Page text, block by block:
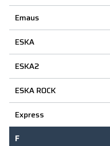
Emaus
ESKA
ESKA2
ESKA ROCK
Express
F